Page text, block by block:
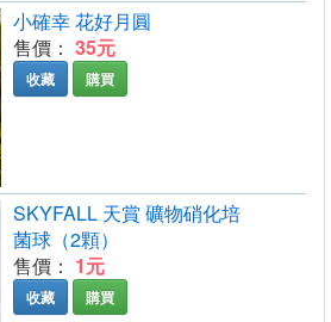
小確幸 花好月圓
售價： 35元
收藏 購買
SKYFALL 天賞 礦物硝化培
菌球（2顆）
售價： 1元
收藏 購買